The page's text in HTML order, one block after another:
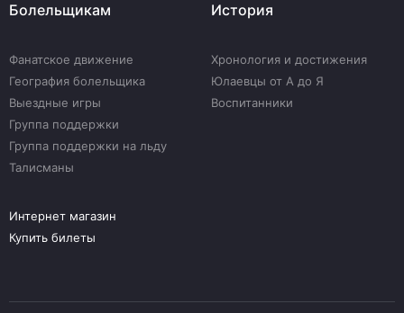
Болельщикам
Фанатское движение
География болельщика
Выездные игры
Группа поддержки
Группа поддержки на льду
Талисманы
История
Хронология и достижения
Юлаевцы от А до Я
Воспитанники
Интернет магазин
Купить билеты